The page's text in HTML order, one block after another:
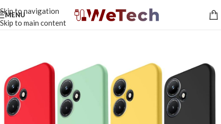
Skip to navigation
Skip to main content
MENU